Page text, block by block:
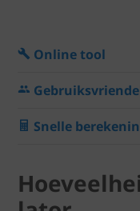
Online tool
Snelle